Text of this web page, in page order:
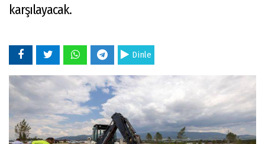
karşılayacak.
Dinle